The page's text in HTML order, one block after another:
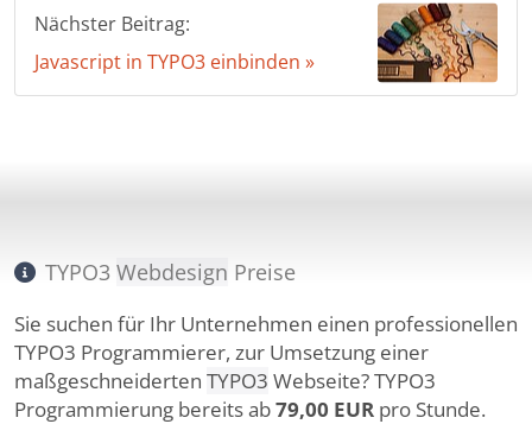
Nächster Beitrag:
Javascript in TYPO3 einbinden »
TYPO3 Webdesign Preise
Sie suchen für Ihr Unternehmen einen professionellen
TYPO3 Programmierer, zur Umsetzung einer
maßgeschneiderten TYPO3 Webseite? TYPO3
Programmierung bereits ab79,00 EUR pro Stunde.